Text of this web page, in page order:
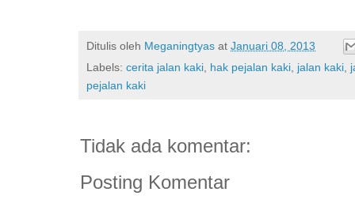
Ditulis oleh Meganingtyas at Januari 08, 2013
Labels: cerita jalan kaki hak pejalan kaki jalan kaki
pejalan kaki
Tidak ada komentar:
Posting Komentar